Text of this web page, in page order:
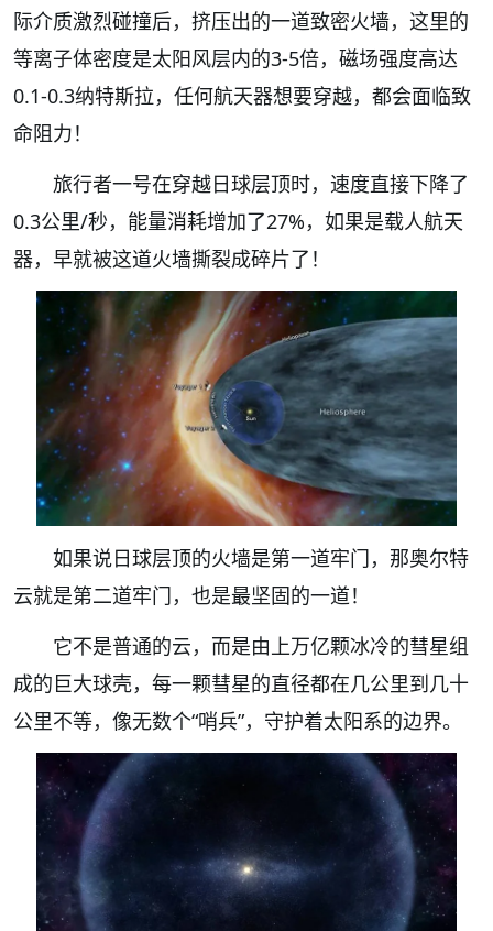
际介质激烈碰撞后，挤压出的一道致密火墙，这里的
等离子体密度是太阳风层内的3-5倍，磁场强度高达
0.1-0.3纳特斯拉，任何航天器想要穿越，都会面临致
命阻力！
旅行者一号在穿越日球层顶时，速度直接下降了
0.3公里/秒，能量消耗增加了27%，如果是载人航天
器，早就被这道火墙撕裂成碎片了！
如果说日球层顶的火墙是第一道牢门，那奥尔特
云就是第二道牢门，也是最坚固的一道！
它不是普通的云，而是由上万亿颗冰冷的彗星组
成的巨大球壳，每一颗彗星的直径都在几公里到几十
公里不等，像无数个“哨兵”，守护着太阳系的边界。